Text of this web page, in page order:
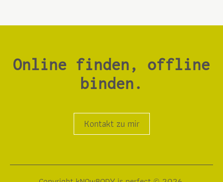
Online finden, offline
binden.
Kontakt zu mir